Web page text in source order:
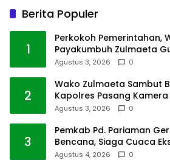
Berita Populer
1
Perkokoh Pemerintahan,
Payakumbuh Zulmaeta
Agustus 3, 2026 0
2
Wako Zulmaeta Sambut
Kapolres Pasang Kamera
Agustus 3, 2026 0
3
Pemkab Pd. Pariaman
Bencana, Siaga Cuaca
Agustus 4, 2026 0